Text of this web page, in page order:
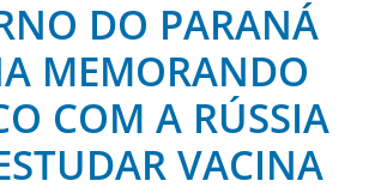
DO PARANÁ
MEMORANDO
COM A RÚSSIA
VACINA